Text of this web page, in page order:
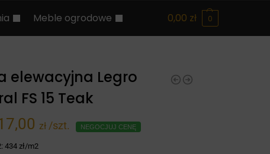
Meble ogrodowe 0,00 zł 0
elewacyjna Legro
FS 15 Teak
zł /szt. NEGOCJUJ CENĘ
434 zł/m2